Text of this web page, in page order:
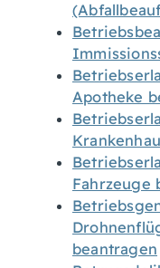
Apotheke
Fahrzeuge
beantragen